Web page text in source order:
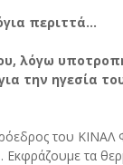
περιττά...
λόγω
την ηγεσία
του
Εκφράζουμε τα